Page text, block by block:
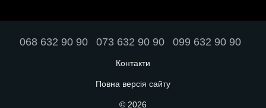
068 632 90 90 073 632 90 90 099 632 90 90
Контакти
Повна версія сайту
© 2026